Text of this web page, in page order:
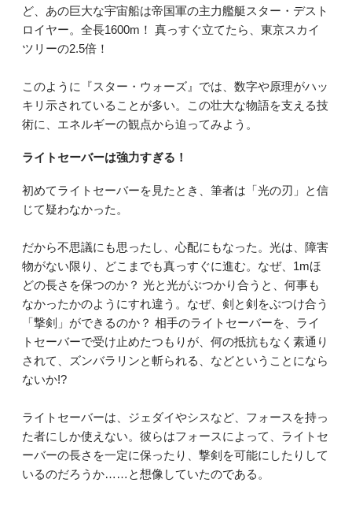
ど、あの巨大な宇宙船は帝国軍の主力艦艇スター・デスト
ロイヤー。全長1600m！ 真っすぐ立てたら、東京スカイ
ツリーの2.5倍！
このように『スター・ウォーズ』では、数字や原理がハッ
キリ示されていることが多い。この壮大な物語を支える技
術に、エネルギーの観点から迫ってみよう。
ライトセーバーは強力すぎる！
初めてライトセーバーを見たとき、筆者は「光の刃」と信
じて疑わなかった。
だから不思議にも思ったし、心配にもなった。光は、障害
物がない限り、どこまでも真っすぐに進む。なぜ、1mほ
どの長さを保つのか？ 光と光がぶつかり合うと、何事も
なかったかのようにすれ違う。なぜ、剣と剣をぶつけ合う
「撃剣」ができるのか？ 相手のライトセーバーを、ライ
トセーバーで受け止めたつもりが、何の抵抗もなく素通り
されて、ズンバラリンと斬られる、などということになら
ないか!?
ライトセーバーは、ジェダイやシスなど、フォースを持っ
た者にしか使えない。彼らはフォースによって、ライトセ
ーバーの長さを一定に保ったり、撃剣を可能にしたりして
いるのだろうか……と想像していたのである。